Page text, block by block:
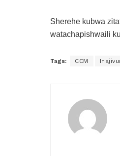
Sherehe kubwa
watachapishwaili
Tags: CCM